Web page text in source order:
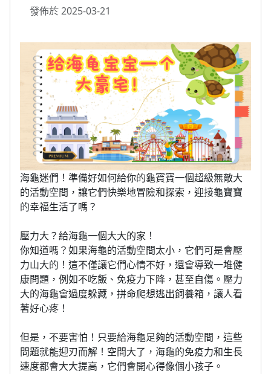
發佈於 2025-03-21
海龜迷們！準備好如何給你的龜寶寶一個超級無敵大
的活動空間，讓它們快樂地冒險和探索，迎接龜寶寶
的幸福生活了嗎？
壓力大？給海龜一個大大的家！
你知道嗎？如果海龜的活動空間太小，它們可是會壓
力山大的！這不僅讓它們心情不好，還會導致一堆健
康問題，例如不吃飯、免疫力下降，甚至自傷。壓力
大的海龜會過度躲藏，拼命爬想逃出飼養箱，讓人看
著好心疼！
但是，不要害怕！只要給海龜足夠的活動空間，這些
問題就能迎刃而解！空間大了，海龜的免疫力和生長
速度都會大大提高，它們會開心得像個小孩子。